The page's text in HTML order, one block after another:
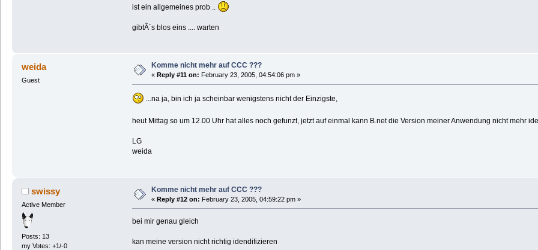
ist ein allgemeines prob ..
gibtÂ´s blos eins .... warten
weida
Guest
Komme nicht mehr auf CCC ???
« Reply #11 on: February 23, 2005, 04:54:06 pm »
...na ja, bin ich ja scheinbar wenigstens nicht der Einzigste,
heut Mittag so um 12.00 Uhr hat alles noch gefunzt, jetzt auf einmal kann B.net die Version meiner Anwendung nicht mehr
LG
weida
swissy
Active Member
Posts: 13
my Votes: +1/-0
Komme nicht mehr auf CCC ???
« Reply #12 on: February 23, 2005, 04:59:22 pm »
bei mir genau gleich
kan meine version nicht richtig idendifizieren